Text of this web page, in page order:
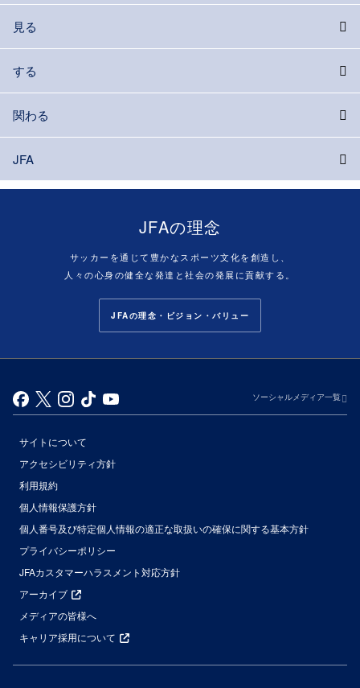
見る
する
関わる
JFA
JFAの理念
サッカーを通じて豊かなスポーツ文化を創造し、
人々の心身の健全な発達と社会の発展に貢献する。
JFAの理念・ビジョン・バリュー
ソーシャルメディア一覧
サイトについて
アクセシビリティ方針
利用規約
個人情報保護方針
個人番号及び特定個人情報の適正な取扱いの確保に関する基本方針
プライバシーポリシー
JFAカスタマーハラスメント対応方針
アーカイブ
メディアの皆様へ
キャリア採用について